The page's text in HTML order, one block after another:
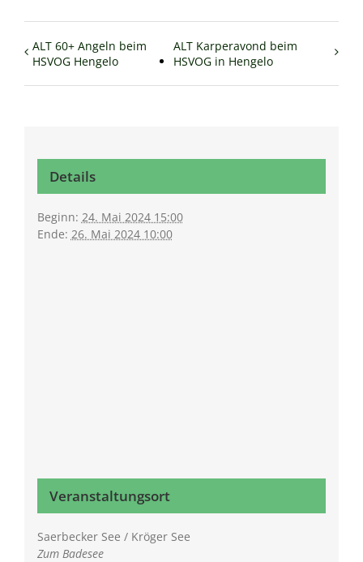
ALT 60+ Angeln beim
HSVOG Hengelo
ALT Karperavond beim
HSVOG in Hengelo
Details
Beginn: 24. Mai 2024 15:00
Ende: 26. Mai 2024 10:00
Veranstaltungsort
Saerbecker See / Kröger See
Zum Badesee